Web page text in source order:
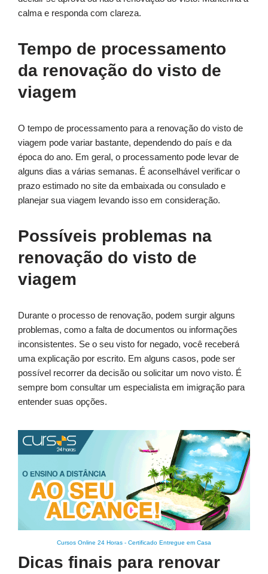
calma e responda com clareza.
Tempo de processamento
da renovação do visto de
viagem
O tempo de processamento para a renovação do visto de
viagem pode variar bastante, dependendo do país e da
época do ano. Em geral, o processamento pode levar de
alguns dias a várias semanas. É aconselhável verificar o
prazo estimado no site da embaixada ou consulado e
planejar sua viagem levando isso em consideração.
Possíveis problemas na
renovação do visto de
viagem
Durante o processo de renovação, podem surgir alguns
problemas, como a falta de documentos ou informações
inconsistentes. Se o seu visto for negado, você receberá
uma explicação por escrito. Em alguns casos, pode ser
possível recorrer da decisão ou solicitar um novo visto. É
sempre bom consultar um especialista em imigração para
entender suas opções.
Cursos Online 24 Horas - Certificado Entregue em Casa
Dicas finais para renovar